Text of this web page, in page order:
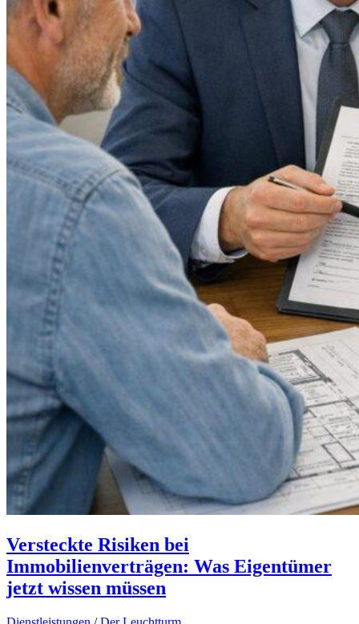
Versteckte Risiken bei
Immobilienverträgen: Was Eigentümer
jetzt wissen müssen